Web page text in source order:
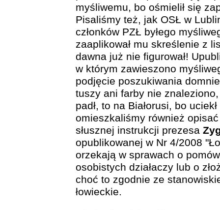
myśliwemu, bo ośmielił się
Pisaliśmy też, jak OSŁ w
członków PZŁ byłego
zaaplikował mu skreślenie z
dawna już nie figurował!
w którym zawieszono
podjęcie poszukiwania
tuszy ani farby nie
padł, to na Białorusi, bo
omieszkaliśmy również
słusznej instrukcji prezesa
opublikowanej w Nr 4/2008
orzekają w sprawach o
osobistych działaczy lub o
choć to zgodnie ze
łowieckie.